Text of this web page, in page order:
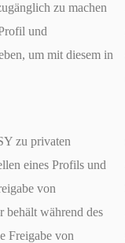
zu machen
und
um mit diesem in
zu privaten
eines Profils und
von
während des
Freigabe von